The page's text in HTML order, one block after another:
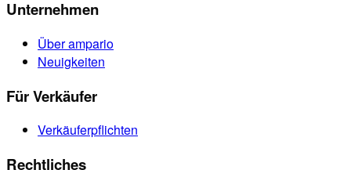
Unternehmen
Über ampario
Neuigkeiten
Für Verkäufer
Verkäuferpflichten
Rechtliches